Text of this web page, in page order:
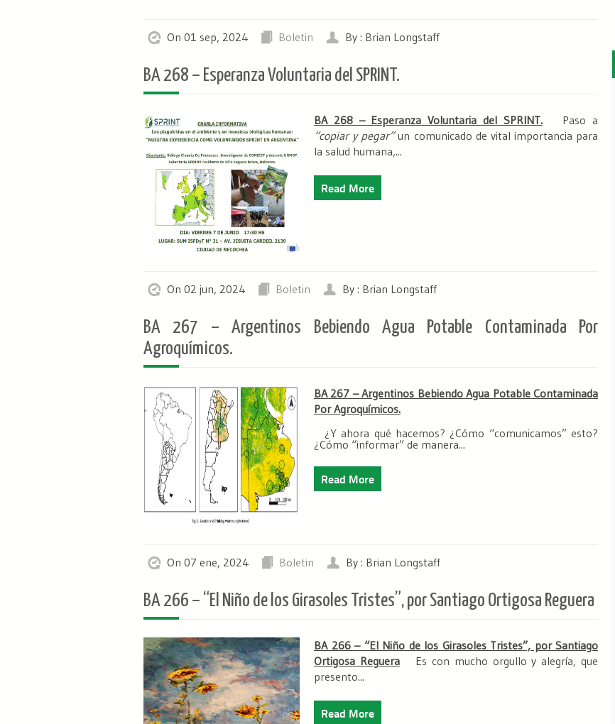
On 01 sep, 2024 Boletin By : Brian Longstaff
BA 268 – Esperanza Voluntaria del SPRINT.
BA 268 – Esperanza Voluntaria del SPRINT.Paso a
“copiar y pegar”un comunicado de vital importancia para
la salud humana,...
Read More
On 02 jun, 2024 Boletin By : Brian Longstaff
BA 267 – Argentinos Bebiendo Agua Potable Contaminada Por
Agroquímicos.
BA 267 – Argentinos Bebiendo Agua Potable Contaminada
Por Agroquímicos.
¿Y ahora qué hacemos? ¿Cómo “comunicamos” esto?
¿Cómo “informar” de manera...
Read More
On 07 ene, 2024 Boletin By : Brian Longstaff
BA 266 – “El Niño de los Girasoles Tristes”, por Santiago Ortigosa Reguera
BA 266 – “El Niño de los Girasoles Tristes”, por Santiago
Ortigosa RegueraEs con mucho orgullo y alegría, que
presento...
Read More